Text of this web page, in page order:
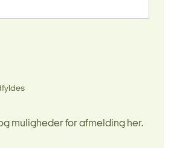
muligheder for afmelding her.